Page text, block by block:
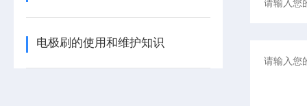
电极刷的使用和维护知识